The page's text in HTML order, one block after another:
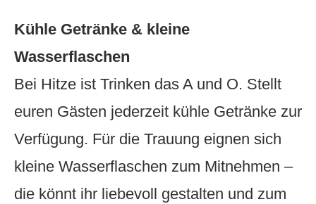
Kühle Getränke & kleine
Wasserflaschen
Bei Hitze ist Trinken das A und O. Stellt
euren Gästen jederzeit kühle Getränke zur
Verfügung. Für die Trauung eignen sich
kleine Wasserflaschen zum Mitnehmen –
die könnt ihr liebevoll gestalten und zum